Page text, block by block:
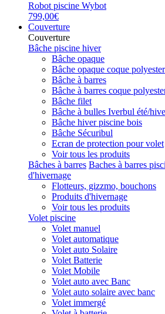
Robot piscine Wybot
799,00€
Couverture
Couverture
Bâche piscine hiver
Bâche opaque
Bâche opaque coque polyester
Bâche à barres
Bâche à barres coque
Bâche filet
Bâche à bulles Iverbul été/
Bâche hiver piscine bois
Bâche Sécuribul
Ecran de protection pour volet
Voir tous les produits
Bâches à barres Baches à barres
d'hivernage
Flotteurs, gizzmo, bouchons
Produits d'hivernage
Voir tous les produits
Volet piscine
Volet manuel
Volet automatique
Volet auto Solaire
Volet Batterie
Volet Mobile
Volet auto avec Banc
Volet auto solaire avec banc
Volet immergé